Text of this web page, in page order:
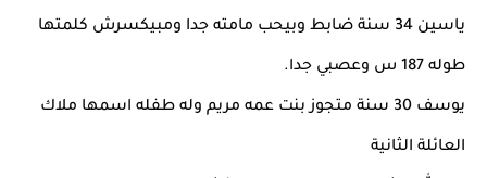
ياسين 34 سنة ضابط وبيحب مامته جدا ومبيكسرش كلمتها
طوله 187 س وعصبي جدا.
يوسف 30 سنة متجوز بنت عمه مريم وله طفله اسمها ملاك
العائلة الثانية